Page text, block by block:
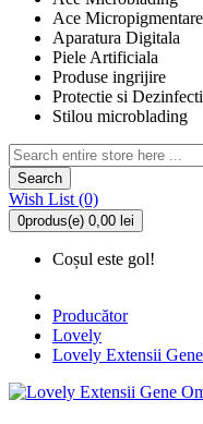
Ace Micropigmentare
Aparatura Digitala
Piele Artificiala
Produse ingrijire
Protectie si
Stilou microblading
Search
Wish List (0)
0produs(e) 0,00 lei
Coșul este gol!
Producător
Lovely
Lovely Extensii